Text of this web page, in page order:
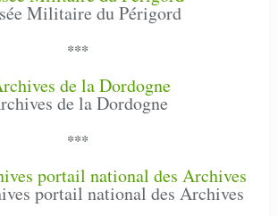
Militaire du Périgord
***
de la Dordogne
***
portail national des Archives